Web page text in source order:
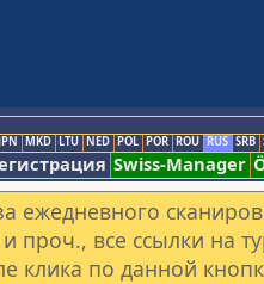
MKD LTU NED POL POR ROU RUS SRB
Swiss-Manager
ежедневного
проч., все ссылки на
клика по данной